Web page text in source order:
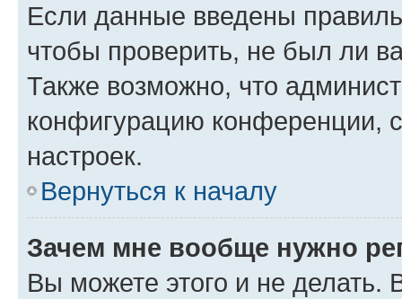
Если данные введены
чтобы проверить, не был ли
Также возможно, что
конфигурацию конференции,
настроек.
Вернуться к началу
Зачем мне вообще нужно
Вы можете этого и не делать.